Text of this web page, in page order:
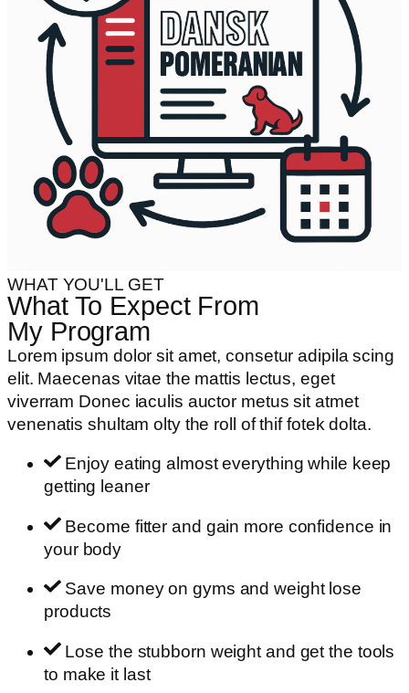
WHAT YOU'LL GET
What To Expect From
My Program
Lorem ipsum dolor sit amet, consetur adipila scing
elit. Maecenas vitae the mattis lectus, eget
viverram Donec iaculis auctor metus sit atmet
venenatis shultam olty the roll of thif fotek dolta.
Enjoy eating almost everything while keep
getting leaner
Become fitter and gain more confidence in
your body
Save money on gyms and weight lose
products
Lose the stubborn weight and get the tools
to make it last